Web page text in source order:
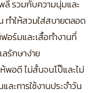
ลี รวมกับความนุ่มและ
ทำให้สวมใส่สบายตลอด
อร์มและเสื้อทำงานที่
รักษาง่าย
พอดี ไม่สั้นจนโป๊และไม่
ละการใช้งานประจำวัน